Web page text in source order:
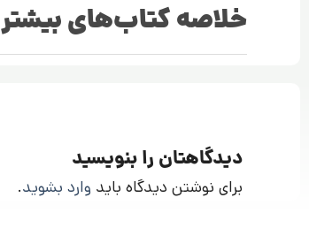
خلاصه کتاب‌های بیشتر
دیدگاهتان را بنویسید
برای نوشتن دیدگاه باید وارد بشوید.